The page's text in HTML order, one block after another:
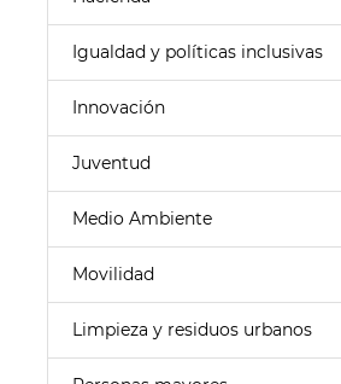
Igualdad y políticas inclusivas
Innovación
Juventud
Medio Ambiente
Movilidad
Limpieza y residuos urbanos